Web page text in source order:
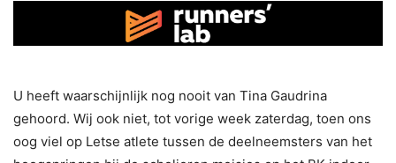
U heeft waarschijnlijk nog nooit van Tina Gaudrina
gehoord. Wij ook niet, tot vorige week zaterdag, toen ons
oog viel op Letse atlete tussen de deelneemsters van het